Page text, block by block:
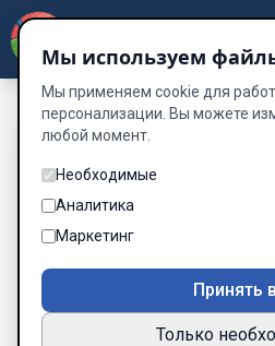
Книги о
читать онлайн
бесплатно
Подборка книг по жанру
Мы используем
Мы применяем cookie для
персонализации. Вы можете
любой момент.
Необходимые
Аналитика
Маркетинг
Принять
Только